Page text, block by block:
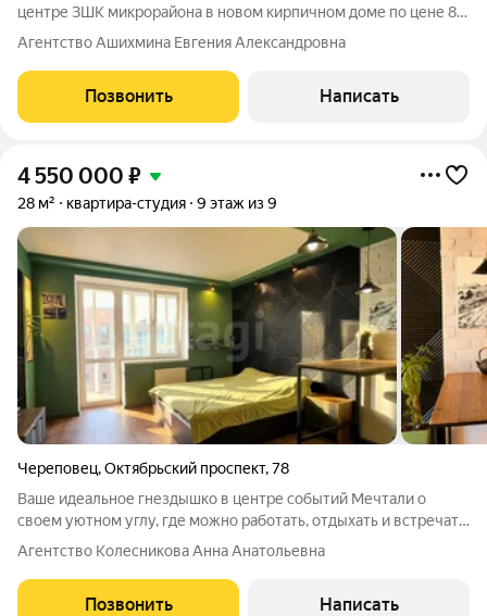
центре ЗШК микрорайона в новом кирпичном доме по цене 85
000 рублей/м2! Квартира с полноценными комнатами на
разные стороны дома! Санузел раздельный! Год постройки -
2019! Один взрослый
Агентство Ашихмина Евгения Александровна
Позвонить Написать
4 550 000 ₽
28 м² квартира-студия 9 этаж из 9
Череповец,Октябрьский проспект,78
Ваше идеальное гнездышко в центре событий Мечтали о
своем уютном углу, где можно работать, отдыхать и встречать
гостей без лишних хлопот? Эта студия создана для вас!
еды благодаря мощной
Агентство Колесникова Анна Анатольевна
Позвонить Написать